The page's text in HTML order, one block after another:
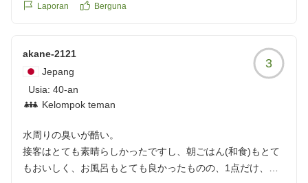
Laporan Berguna
akane-2121
Jepang
Usia: 40-an
Kelompok teman
3
水周りの臭いが酷い。
接客はとても素晴らしかったですし、朝ごはん(和食)もとて
もおいしく、お風呂もとても良かったものの、1点だけ、ど